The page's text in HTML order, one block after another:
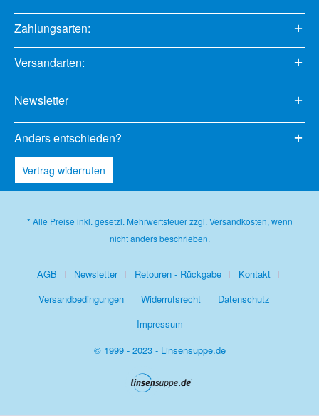
Zahlungsarten:
Versandarten:
Newsletter
Anders entschieden?
Vertrag widerrufen
* Alle Preise inkl. gesetzl. Mehrwertsteuer zzgl. Versandkosten, wenn
nicht anders beschrieben.
AGB Newsletter Retouren - Rückgabe
Kontakt
Versandbedingungen
Widerrufsrecht
Datenschutz
Impressum
© 1999 - 2023 - Linsensuppe.de